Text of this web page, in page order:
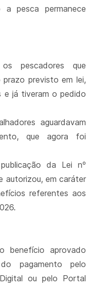
pesca permanece
pescadores que
previsto em lei,
e já tiveram o pedido
aguardavam
que agora foi
da Lei nº
autorizou, em caráter
referentes aos
benefício aprovado
pagamento pelo
ou pelo Portal